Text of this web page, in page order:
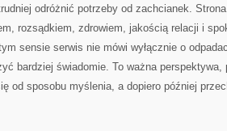
odróżnić potrzeby od zachcianek.
rozsądkiem, zdrowiem, jakością relacji i
sensie serwis nie mówi wyłącznie o
bardziej świadomie. To ważna perspektywa,
od sposobu myślenia, a dopiero później